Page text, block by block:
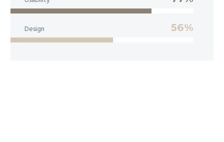
Design 56%